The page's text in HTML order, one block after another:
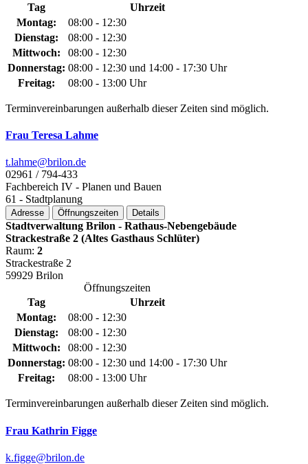
Tag
Uhrzeit
Montag:
08:00 - 12:30
Dienstag:
08:00 - 12:30
Mittwoch:
08:00 - 12:30
Donnerstag: 08:00 - 12:30 und 14:00 - 17:30 Uhr
Freitag:
08:00 - 13:00 Uhr
Terminvereinbarungen außerhalb dieser Zeiten sind möglich.
Frau Teresa Lahme
t.lahme@­brilon.de
02961 / 794-433
Fachbereich IV - Planen und Bauen
61 - Stadtplanung
Adresse Öffnungszeiten Details
Stadtverwaltung Brilon - Rathaus-Nebengebäude
Strackestraße 2 (Altes Gasthaus Schlüter)
Raum: 2
Strackestraße 2
59929 Brilon
Öffnungszeiten
Tag
Uhrzeit
Montag:
08:00 - 12:30
Dienstag:
08:00 - 12:30
Mittwoch:
08:00 - 12:30
Donnerstag: 08:00 - 12:30 und 14:00 - 17:30 Uhr
Freitag:
08:00 - 13:00 Uhr
Terminvereinbarungen außerhalb dieser Zeiten sind möglich.
Frau Kathrin Figge
k.figge@­brilon.de